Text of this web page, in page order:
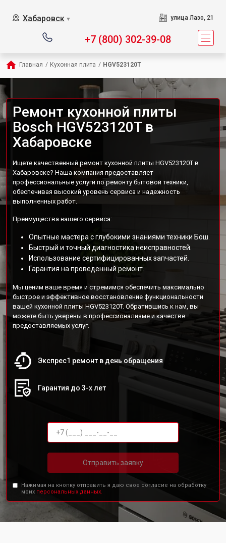
Хабаровск ▼ улица Лазо, 21
+7 (800) 302-39-08
Главная / Кухонная плита / HGV523120T
Ремонт кухонной плиты
Bosch HGV523120T в
Хабаровске
Ищете качественный ремонт кухонной плиты HGV523120T в
Хабаровске? Наша компания предоставляет
профессиональные услуги по ремонту бытовой техники,
обеспечивая высокий уровень сервиса и надежность
выполненных работ.
Преимущества нашего сервиса:
Опытные мастера с глубокими знаниями техники Бош.
Быстрый и точный диагностика неисправностей.
Использование сертифицированных запчастей.
Гарантия на проведенный ремонт.
Мы ценим ваше время и стремимся обеспечить максимально
быстрое и эффективное восстановление функциональности
вашей кухонной плиты HGV523120T. Обратившись к нам, вы
можете быть уверены в профессионализме и качестве
предоставляемых услуг.
Экспрес1 ремонт в день обращения
Гарантия до 3-х лет
Отправить заявку
Нажимая на кнопку отправить я даю свое согласие на обработку
моих персональных данных.